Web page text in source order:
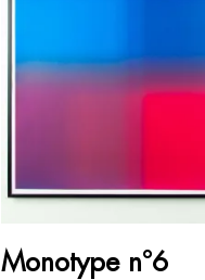
Monotype n°6